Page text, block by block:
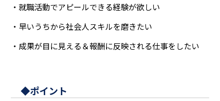
・就職活動でアピールできる経験が欲しい
・早いうちから社会人スキルを磨きたい
・成果が目に見える＆報酬に反映される仕事をしたい
◆ポイント